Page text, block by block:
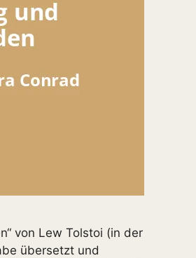
von Lew Tolstoi (in der
übersetzt und